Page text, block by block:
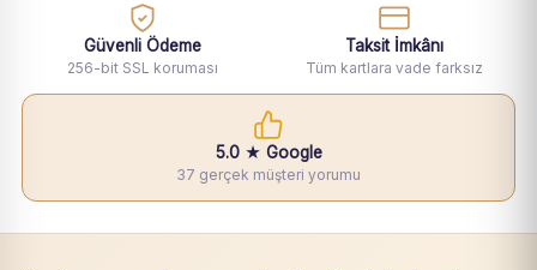
Güvenli Ödeme
256-bit SSL koruması
Taksit İmkânı
Tüm kartlara vade farksız
5.0 ★ Google
37 gerçek müşteri yorumu